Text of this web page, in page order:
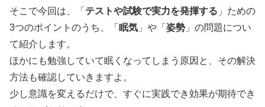
そこで今回は、「 テストや試験で実力を発揮する 」ための
3つのポイントのうち、「 眠気 」や「 姿勢 」の問題につい
て紹介します。
ほかにも勉強していて眠くなってしまう原因と、その解決
方法も確認していきますよ。
少し意識を変えるだけで、すぐに実践でき効果が期待でき